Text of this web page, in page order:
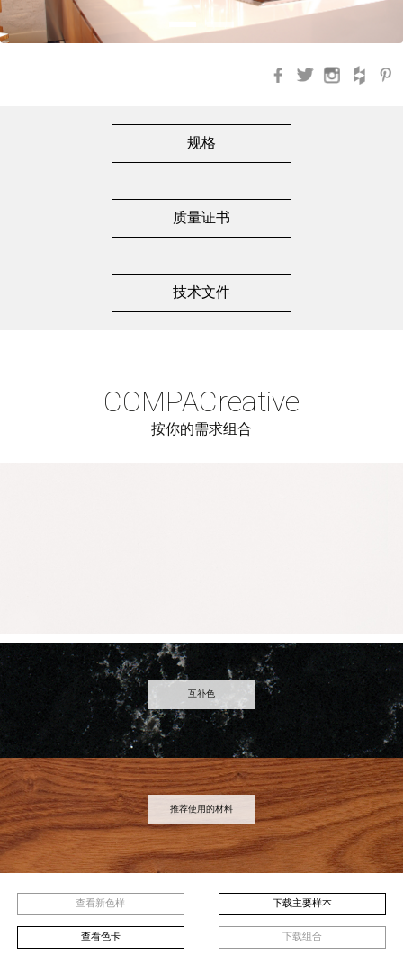
Facebook
Twitter
规格
质量证书
技术文件
COMPACreative
按你的需求组合
ZEMENT
互补色
乌木 RAL7038 钢
Next
推荐使用的材料
查看新色样
查看色卡
下载主要样本
下载组合